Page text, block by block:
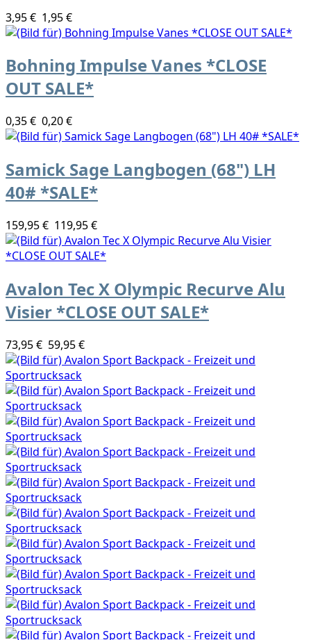
3,95 € 1,95 €
Bohning Impulse Vanes *CLOSE
OUT SALE*
0,35 € 0,20 €
Samick Sage Langbogen (68") LH
40# *SALE*
159,95 € 119,95 €
Avalon Tec X Olympic Recurve Alu
Visier *CLOSE OUT SALE*
73,95 € 59,95 €